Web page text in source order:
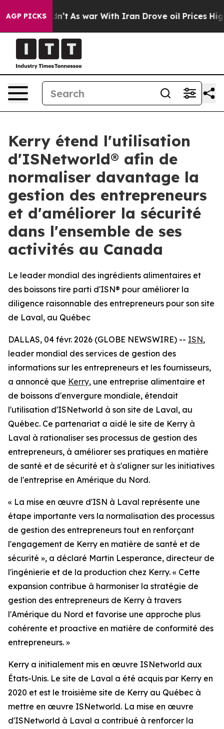
AGP PICKS
it Didn’t As war With Iran Drove oil Prices
Kerry étend l'utilisation
d'ISNetworld® afin de
normaliser davantage la
gestion des entrepreneurs
et d'améliorer la sécurité
dans l'ensemble de ses
activités au Canada
Le leader mondial des ingrédients alimentaires et
des boissons tire parti d'ISN® pour améliorer la
diligence raisonnable des entrepreneurs pour son site
de Laval, au Québec
DALLAS, 04 févr. 2026 (GLOBE NEWSWIRE) -- ISN,
leader mondial des services de gestion des
informations sur les entrepreneurs et les fournisseurs,
a annoncé que Kerry, une entreprise alimentaire et
de boissons d'envergure mondiale, étendait
l'utilisation d'ISNetworld à son site de Laval, au
Québec. Ce partenariat a aidé le site de Kerry à
Laval à rationaliser ses processus de gestion des
entrepreneurs, à améliorer ses pratiques en matière
de santé et de sécurité et à s'aligner sur les initiatives
de l'entreprise en Amérique du Nord.
« La mise en œuvre d'ISN à Laval représente une
étape importante vers la normalisation des processus
de gestion des entrepreneurs tout en renforçant
l'engagement de Kerry en matière de santé et de
sécurité », a déclaré Martin Lesperance, directeur de
l'ingénierie et de la production chez Kerry. « Cette
expansion contribue à harmoniser la stratégie de
gestion des entrepreneurs de Kerry à travers
l'Amérique du Nord et favorise une approche plus
cohérente et proactive en matière de conformité des
entrepreneurs. »
Kerry a initialement mis en œuvre ISNetworld aux
États-Unis. Le site de Laval a été acquis par Kerry en
2020 et est le troisième site de Kerry au Québec à
mettre en œuvre ISNetworld. La mise en œuvre
d'ISNetworld à Laval a contribué à renforcer la